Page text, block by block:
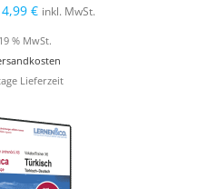
Ursprünglicher
Preis
war:
9,99 €
4,99 €Aktueller
Preis
ist:
4,99 €.
inkl. MwSt.
% MwSt.
Lieferzeit